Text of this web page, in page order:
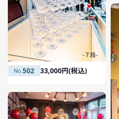
502 33,000円(税込)